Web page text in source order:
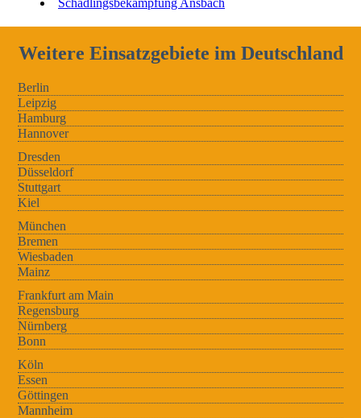
Schädlingsbekämpfung Ansbach
Weitere Einsatzgebiete im Deutschland
Berlin
Leipzig
Hamburg
Hannover
Dresden
Düsseldorf
Stuttgart
Kiel
München
Bremen
Wiesbaden
Mainz
Frankfurt am Main
Regensburg
Nürnberg
Bonn
Köln
Essen
Göttingen
Mannheim